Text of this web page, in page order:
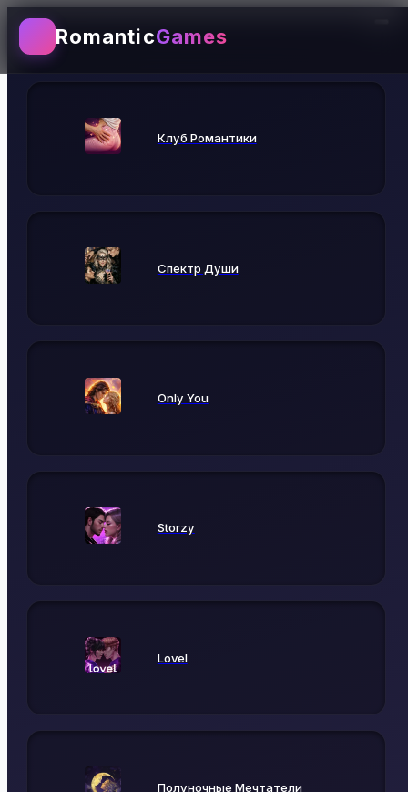
RomanticGames
Выбирай игру
Клуб Романтики
Спектр Души
Only You
Storzy
Lovel
Полуночные Мечтатели